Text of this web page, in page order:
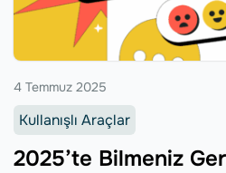
2025’te Bilmeniz
4 Temmuz 2025
Kullanışlı Araçlar